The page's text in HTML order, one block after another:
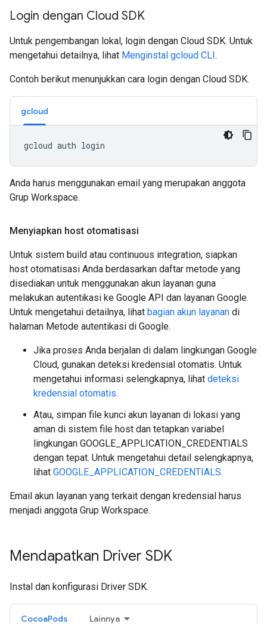
Login dengan Cloud SDK
Untuk pengembangan lokal, login dengan Cloud SDK. Untuk
mengetahui detailnya, lihat Menginstal gcloud CLI.
Contoh berikut menunjukkan cara login dengan Cloud SDK.
gcloud
Anda harus menggunakan email yang merupakan anggota
Grup Workspace.
Menyiapkan host otomatisasi
Untuk sistem build atau continuous integration, siapkan
host otomatisasi Anda berdasarkan daftar metode yang
disediakan untuk menggunakan akun layanan guna
melakukan autentikasi ke Google API dan layanan Google.
Untuk mengetahui detailnya, lihat bagian akun layanan di
halaman Metode autentikasi di Google.
Jika proses Anda berjalan di dalam lingkungan Google
Cloud, gunakan deteksi kredensial otomatis. Untuk
mengetahui informasi selengkapnya, lihat deteksi
kredensial otomatis.
Atau, simpan file kunci akun layanan di lokasi yang
aman di sistem file host dan tetapkan variabel
lingkungan GOOGLE_APPLICATION_CREDENTIALS
dengan tepat. Untuk mengetahui detail selengkapnya,
lihat GOOGLE_APPLICATION_CREDENTIALS.
Email akun layanan yang terkait dengan kredensial harus
menjadi anggota Grup Workspace.
Mendapatkan Driver SDK
Instal dan konfigurasi Driver SDK.
CocoaPods Lainnya